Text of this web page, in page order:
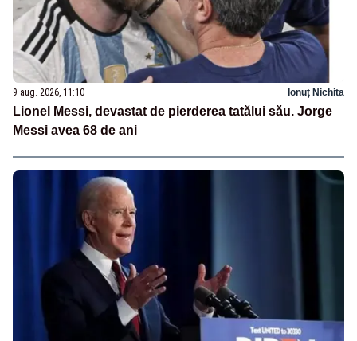
9 aug. 2026, 11:10 Ionuț Nichita
Lionel Messi, devastat de pierderea tatălui său. Jorge
Messi avea 68 de ani